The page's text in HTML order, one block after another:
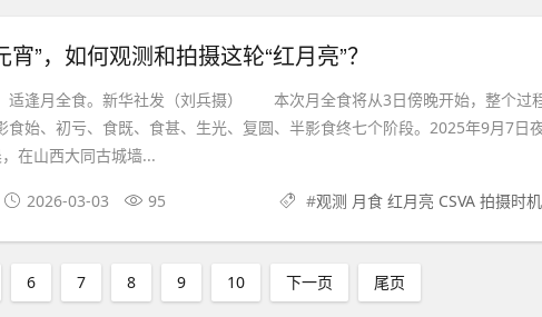
宵”，如何观测和拍摄这轮“红月亮”？
适逢月全食。新华社发（刘兵摄） 本次月全食将从3日傍晚开始，整个过
食始、初亏、食既、食甚、生光、复圆、半影食终七个阶段。2025年9月7日
在山西大同古城墙...
2026-03-03 95 #观测 月食 红月亮 CSVA 拍摄时机
6 7 8 9 10 下一页 尾页